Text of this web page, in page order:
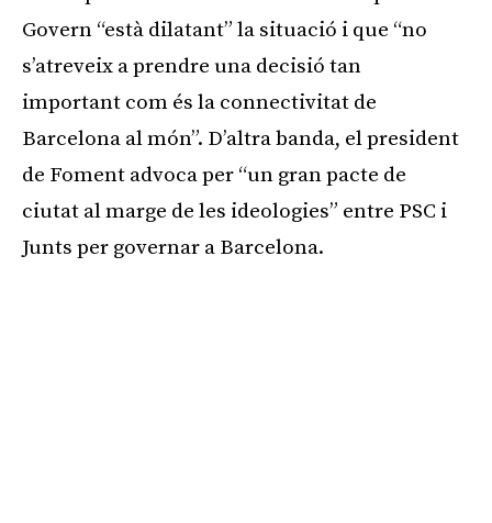
Govern “està dilatant” la situació i que “no
s’atreveix a prendre una decisió tan
important com és la connectivitat de
Barcelona al món”. D’altra banda, el president
de Foment advoca per “un gran pacte de
ciutat al marge de les ideologies” entre PSC i
Junts per governar a Barcelona.